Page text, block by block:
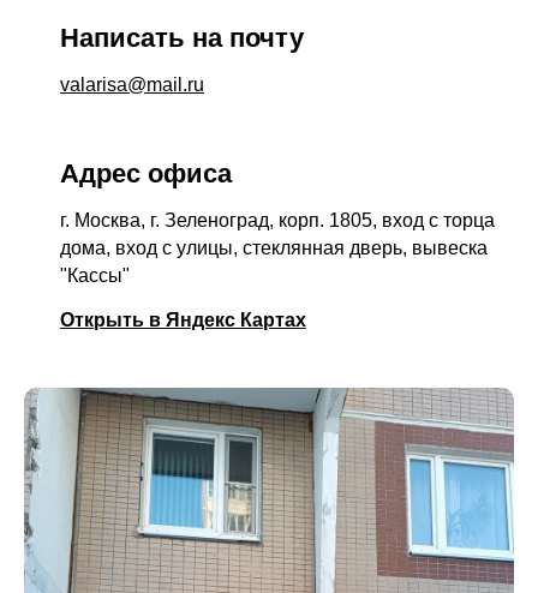
Написать на почту
valarisa@mail.ru
Адрес офиса
г. Москва, г. Зеленоград, корп. 1805, вход с торца
дома, вход с улицы, стеклянная дверь, вывеска
"Кассы"
Открыть в Яндекс Картах